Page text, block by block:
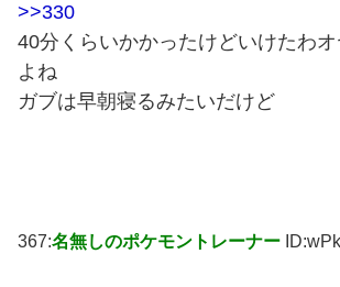
>>330
40分くらいかかったけどいけたわ
よね
ガブは早朝寝るみたいだけど
367:名無しのポケモントレーナー